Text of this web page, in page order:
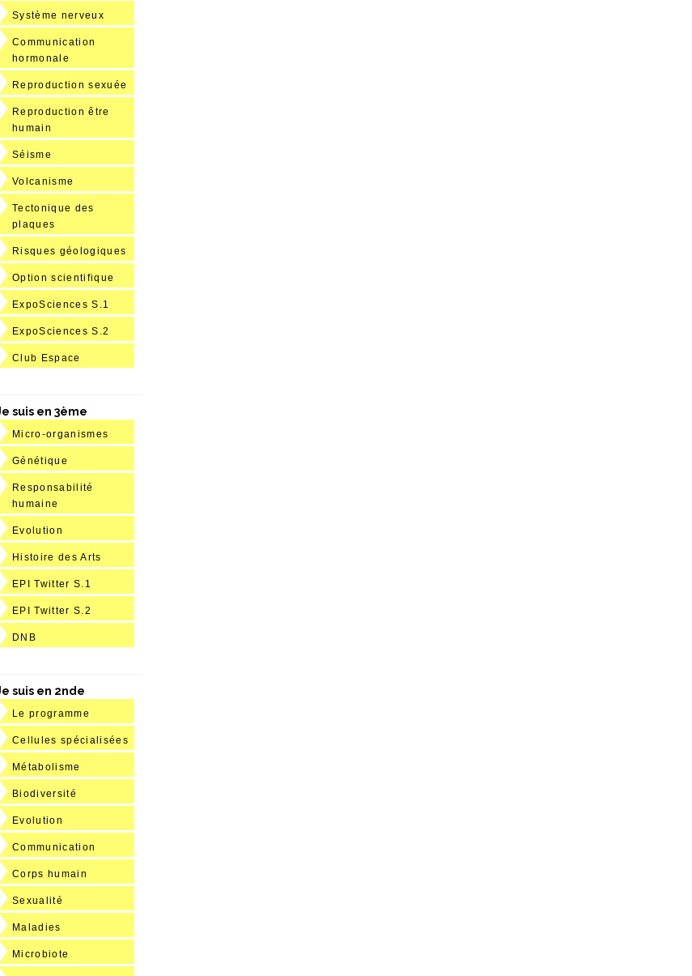
Système nerveux
Communication
hormonale
Reproduction sexuée
Reproduction être
humain
Séisme
Volcanisme
Tectonique des
plaques
Risques géologiques
Option scientifique
ExpoSciences S.1
ExpoSciences S.2
Club Espace
suis en 3ème
Micro-organismes
Génétique
Responsabilité
humaine
Evolution
Histoire des Arts
EPI Twitter S.1
EPI Twitter S.2
DNB
suis en 2nde
Le programme
Cellules spécialisées
Métabolisme
Biodiversité
Evolution
Communication
Corps humain
Sexualité
Maladies
Microbiote